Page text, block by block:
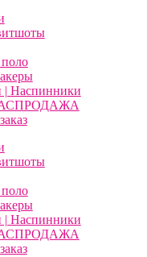
Наспинники
Наспинники